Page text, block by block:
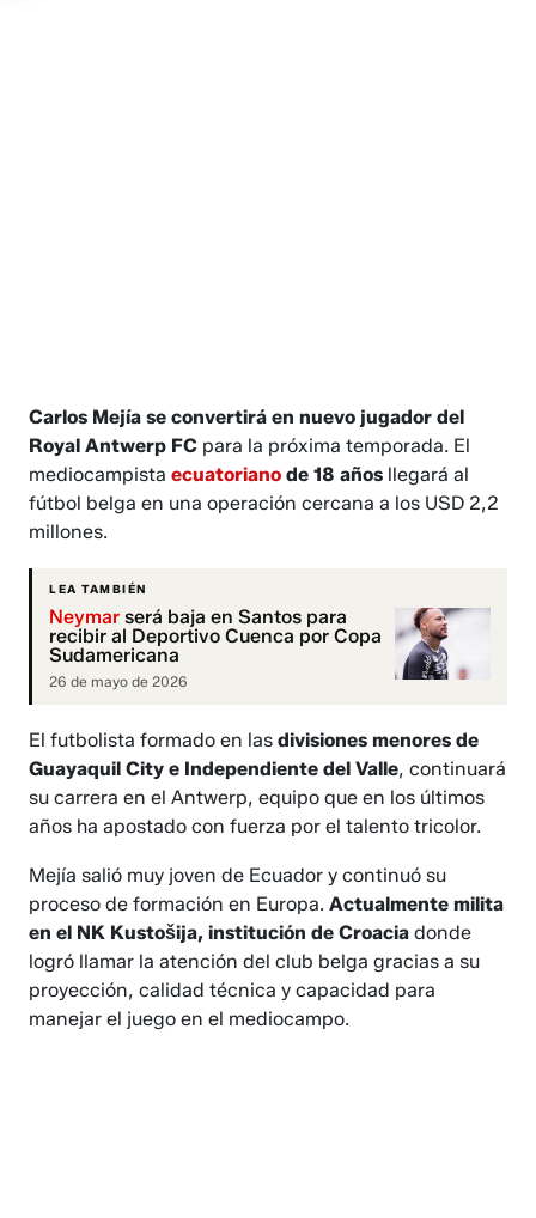
Carlos Mejía se convertirá en nuevo jugador del
Royal Antwerp FC para la próxima temporada. El
mediocampistaecuatorianode 18 años llegará al
fútbol belga en una operación cercana a los USD 2,2
millones.
LEA TAMBIÉN
Neymar será baja en Santos para
recibir al Deportivo Cuenca por Copa
Sudamericana
26 de mayo de 2026
El futbolista formado en lasdivisiones menores de
Guayaquil City e Independiente del Valle, continuará
su carrera en el Antwerp, equipo que en los últimos
años ha apostado con fuerza por el talento tricolor.
Mejía salió muy joven de Ecuador y continuó su
proceso de formación en Europa.Actualmente milita
en el NK Kustošija, institución de Croacia donde
logró llamar la atención del club belga gracias a su
proyección, calidad técnica y capacidad para
manejar el juego en el mediocampo.